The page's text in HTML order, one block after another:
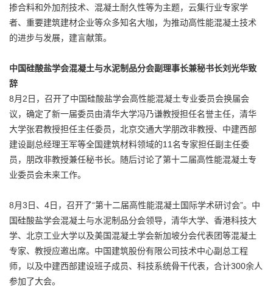
掺合料和外加剂技术、混凝土耐久性等为主题，云集行业专家学
者、重要建筑建材企业等众多知名大咖，为推动高性能混凝土技术
的进步与发展，建言献策。
中国硅酸盐学会混凝土与水泥制品分会副理事长兼秘书长刘光华致
辞
8月2日，召开了中国硅酸盐学会高性能混凝土专业委员会换届会
议，确定了新一届委员由清华大学冯乃谦教授担任名誉主任，清华
大学张君教授担任主任委员，北京交通大学朋改非教授、中建西部
建设副总经理王军等全国建筑材料领域的11名专家担任副主任委
员，朋改非教授兼任秘书长。随后讨论了第十二届高性能混凝土专
业委员会未来工作。
8月3日、4日，召开了“第十二届高性能混凝土国际学术研讨会”。中
国硅酸盐学会混凝土与水泥制品分会领导，清华大学、香港科技大
学、北京工业大学以及美国混凝土学会新加坡分会代表团等混凝土
专家、教授应邀出席。中国建筑股份有限公司技术中心副总工程
师，以及中建西部建设班子成员、科技系统骨干代表，合计300余人
参加了大会。